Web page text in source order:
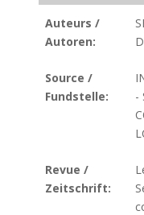
Auteurs /
Autoren:
Source /
Fundstelle:
-
Revue /
Zeitschrift: